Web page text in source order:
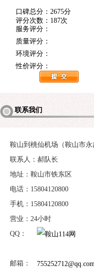
口碑总分：2675分
评分次数：187次
服务评分：
质量评分：
环境评分：
性价评分：
联系我们
鞍山到桃仙机场（鞍山市永
联系人：郝队长
地址：鞍山市铁东区
电话：15804120800
手机：15804120800
营业：24小时
QQ：
邮箱：